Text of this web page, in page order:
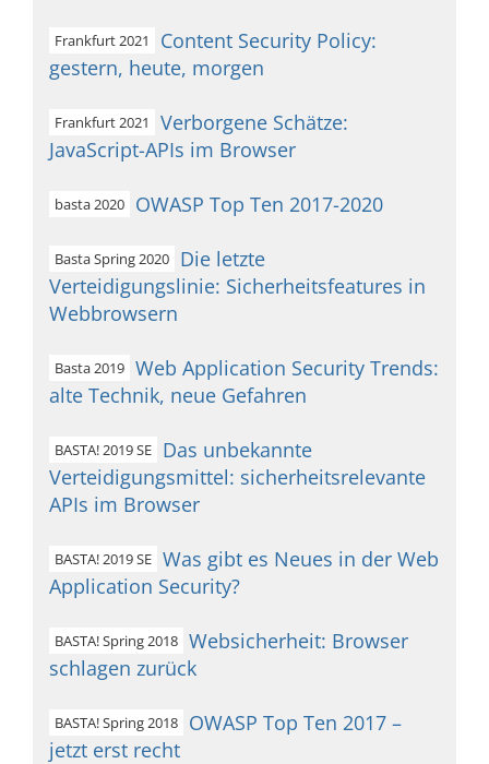
Frankfurt 2021
Content Security Policy:
gestern, heute, morgen
Frankfurt 2021
Verborgene Schätze:
JavaScript-APIs im Browser
basta 2020 OWASP Top Ten 2017-2020
Basta Spring 2020
Die letzte
Verteidigungslinie: Sicherheitsfeatures in
Webbrowsern
Basta 2019 Web Application Security Trends:
alte Technik, neue Gefahren
BASTA! 2019 SE
Das unbekannte
Verteidigungsmittel: sicherheitsrelevante
APIs im Browser
BASTA! 2019 SE Was gibt es Neues in der Web
Application Security?
BASTA! Spring 2018 Websicherheit: Browser
schlagen zurück
BASTA! Spring 2018
OWASP Top Ten 2017 –
jetzt erst recht